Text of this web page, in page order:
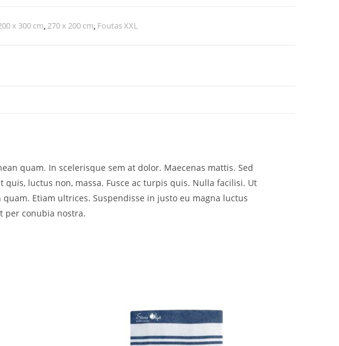
x 300 cm,270 x 200 cm, Foutas XXL
quam. In scelerisque sem at dolor. Maecenas mattis. Sed
luctus non, massa. Fusce ac turpis quis. Nulla facilisi. Ut
Etiam ultrices. Suspendisse in justo eu magna luctus
per conubia nostra.